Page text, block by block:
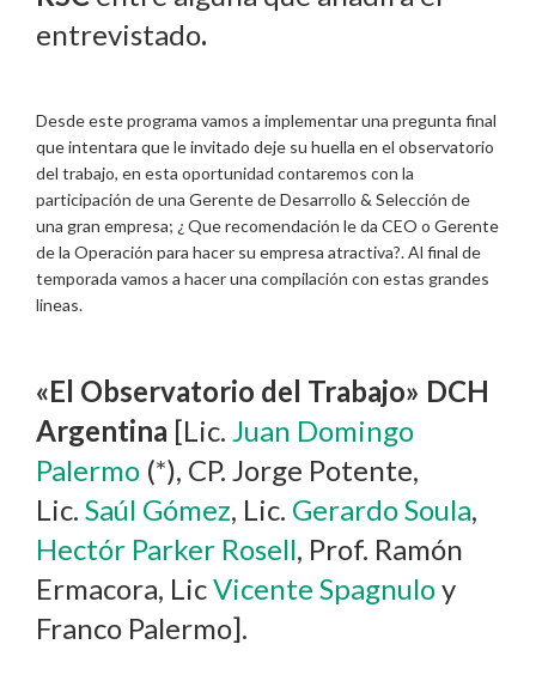
entrevistado.
Desde este programa vamos a implementar una pregunta final
que intentara que le invitado deje su huella en el observatorio
del trabajo, en esta oportunidad contaremos con la
participación de una Gerente de Desarrollo & Selección de
una gran empresa; ¿ Que recomendación le da CEO o Gerente
de la Operación para hacer su empresa atractiva?. Al final de
temporada vamos a hacer una compilación con estas grandes
lineas.
«El Observatorio del Trabajo» DCH
Argentina [Lic. Juan Domingo
Palermo (*), CP. Jorge Potente,
Lic. Saúl Gómez, Lic. Gerardo Soula,
Hectór Parker Rosell, Prof. Ramón
Ermacora, LicVicente Spagnuloy
Franco Palermo].